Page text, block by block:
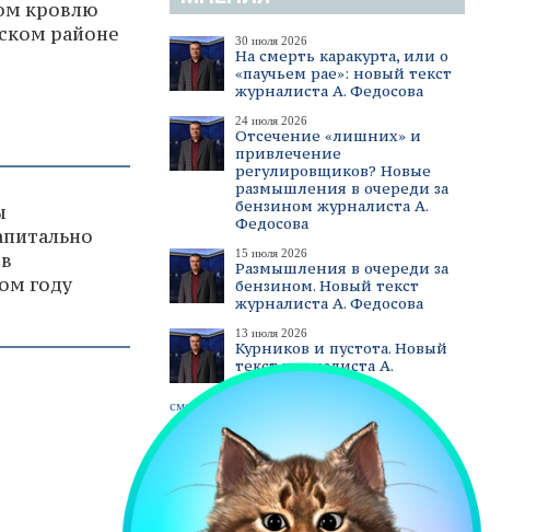
30 июля 2026
На смерть каракурта, или о
«паучьем рае»: новый текст
журналиста А. Федосова
24 июля 2026
Отсечение «лишних» и
привлечение
регулировщиков? Новые
размышления в очереди за
бензином журналиста А.
Федосова
15 июля 2026
Размышления в очереди за
бензином. Новый текст
журналиста А. Федосова
13 июля 2026
Курников и пустота. Новый
текст журналиста А.
Федосова
смотреть все
кровлю
районе
году